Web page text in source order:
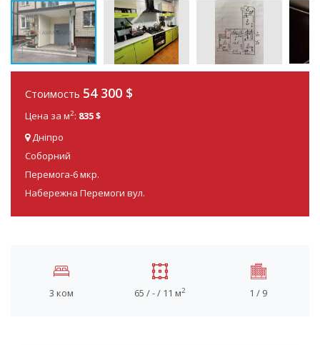
Стоимость 54 300 $
Цена за м2: 835 $
Дніпро
Соборний
Перемога-6 мкр.
Набережна Перемоги вул.
3 ком 65 / - / 11 м2 1 / 9